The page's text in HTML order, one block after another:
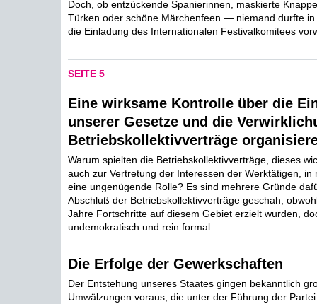
Doch, ob entzückende Spanierinnen, maskierte
Türken oder schöne Märchenfeen — niemand durfte in
die Einladung des Internationalen Festivalkomitees
SEITE 5
Eine wirksame Kontrolle über die
unserer Gesetze und die
Betriebskollektivverträge
Warum spielten die Betriebskollektivverträge, dieses
auch zur Vertretung der Interessen der Werktätigen, in
eine ungenügende Rolle? Es sind mehrere Gründe
Abschluß der Betriebskollektivverträge geschah,
Jahre Fortschritte auf diesem Gebiet erzielt wurden,
undemokratisch und rein formal ...
Die Erfolge der Gewerkschaften
Der Entstehung unseres Staates gingen bekanntlich
Umwälzungen voraus, die unter der Führung der